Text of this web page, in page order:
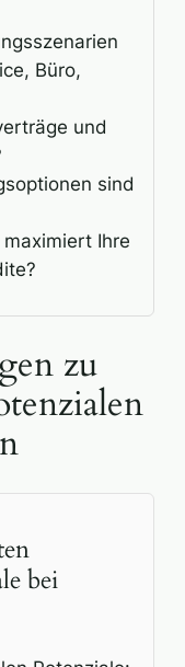
Büro,
und
sind
maximiert Ihre
zu
bei